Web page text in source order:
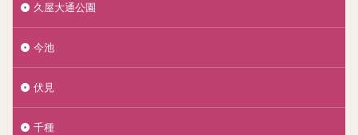
久屋大通公園
今池
伏見
千種